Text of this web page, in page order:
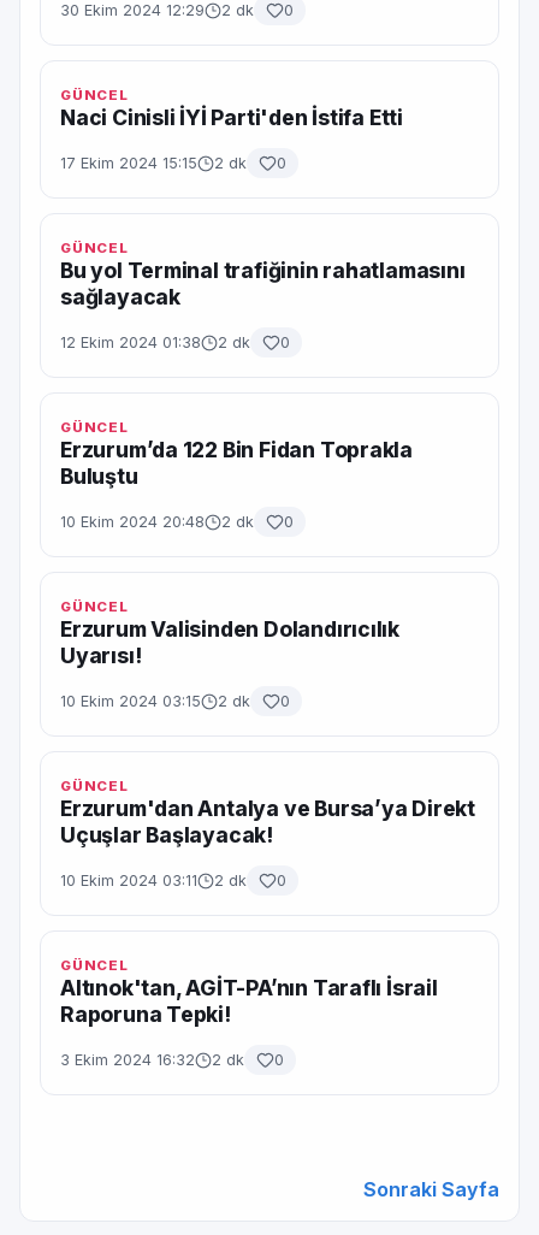
30 Ekim 2024 12:29 2 dk 0
GÜNCEL
Naci Cinisli İYİ Parti'den İstifa Etti
17 Ekim 2024 15:15 2 dk 0
GÜNCEL
Bu yol Terminal trafiğinin rahatlamasını
sağlayacak
12 Ekim 2024 01:38 2 dk 0
GÜNCEL
Erzurum’da 122 Bin Fidan Toprakla
Buluştu
10 Ekim 2024 20:48 2 dk 0
GÜNCEL
Erzurum Valisinden Dolandırıcılık
Uyarısı!
10 Ekim 2024 03:15 2 dk 0
GÜNCEL
Erzurum'dan Antalya ve Bursa’ya Direkt
Uçuşlar Başlayacak!
10 Ekim 2024 03:11 2 dk 0
GÜNCEL
Altınok'tan, AGİT-PA’nın Taraflı İsrail
Raporuna Tepki!
3 Ekim 2024 16:32 2 dk 0
Sonraki Sayfa